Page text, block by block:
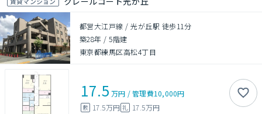
都営大江戸線 / 光が丘駅 徒歩11分
築28年 /5階建
東京都練馬区高松4丁目
17.5 万円 /管理費10,000円
敷 17.5万円 礼 17.5万円